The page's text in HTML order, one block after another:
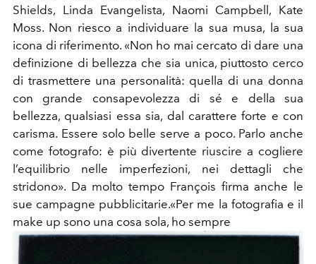
Shields, Linda Evangelista, Naomi Campbell, Kate
Moss. Non riesco a individuare la sua musa, la sua
icona di riferimento. «Non ho mai cercato di dare una
definizione di bellezza che sia unica, piuttosto cerco
di trasmettere una personalità: quella di una donna
con grande consapevolezza di sé e della sua
bellezza, qualsiasi essa sia, dal carattere forte e con
carisma. Essere solo belle serve a poco. Parlo anche
come fotografo: è più divertente riuscire a cogliere
l’equilibrio nelle imperfezioni, nei dettagli che
stridono». Da molto tempo François firma anche le
sue campagne pubblicitarie.«Per me la fotografia e il
make up sono una cosa sola, ho sempre